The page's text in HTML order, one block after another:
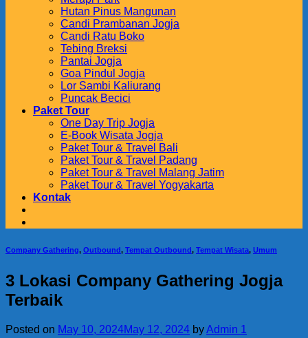
Hutan Pinus Mangunan
Candi Prambanan Jogja
Candi Ratu Boko
Tebing Breksi
Pantai Jogja
Goa Pindul Jogja
Lor Sambi Kaliurang
Puncak Becici
Paket Tour
One Day Trip Jogja
E-Book Wisata Jogja
Paket Tour & Travel Bali
Paket Tour & Travel Padang
Paket Tour & Travel Malang Jatim
Paket Tour & Travel Yogyakarta
Kontak
Company Gathering, Outbound, Tempat Outbound, Tempat Wisata, Umum
3 Lokasi Company Gathering Jogja
Terbaik
Posted on May 10, 2024May 12, 2024 byAdmin 1